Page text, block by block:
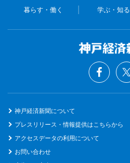
暮らす・働く 学ぶ・知る
神戸経済新聞について
プレスリリース・情報提供はこちらから
アクセスデータの利用について
お問い合わせ